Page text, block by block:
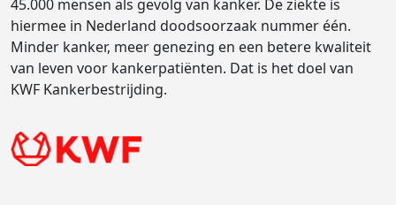
45.000 mensen als gevolg van kanker. De ziekte is
hiermee in Nederland doodsoorzaak nummer één.
Minder kanker, meer genezing en een betere kwaliteit
van leven voor kankerpatiënten. Dat is het doel van
KWF Kankerbestrijding.